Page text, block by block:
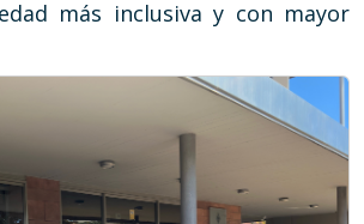
más inclusiva y con mayor